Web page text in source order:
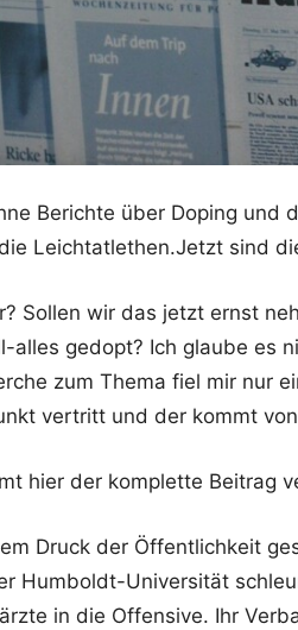
Berichte über Doping und
Leichtatlethen.Jetzt sind
Sollen wir das jetzt ernst
alles gedopt? Ich glaube es
zum Thema fiel mir nur
vertritt und der kommt
hier der komplette Beitrag
Druck der Öffentlichkeit
Humboldt-Universität
in die Offensive. Ihr